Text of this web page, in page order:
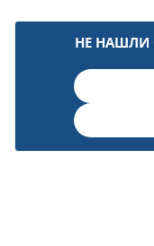
НЕ НАШЛИ